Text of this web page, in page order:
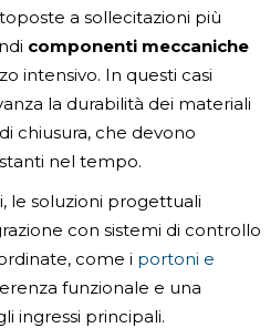
a sollecitazioni più
componenti meccaniche
intensivo. In questi casi
la durabilità dei materiali
chiusura, che devono
nel tempo.
le soluzioni progettuali
con sistemi di controllo
come i portoni e
funzionale e una
ingressi principali.